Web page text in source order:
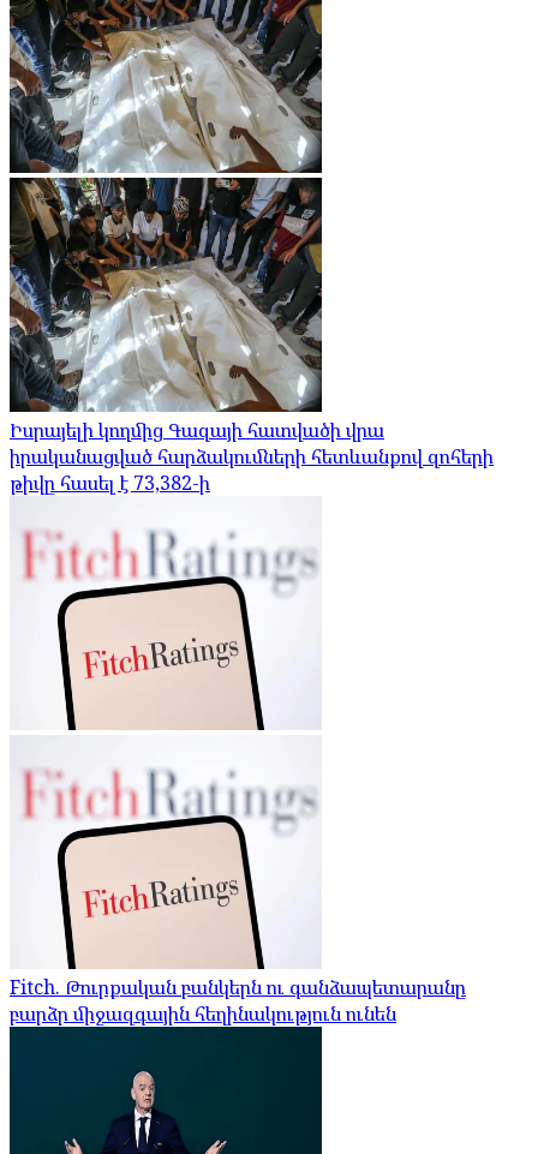
Իսրայելի կողմից Գազայի հատվածի վրա
իրականացված հարձակումների հետևանքով զոհերի
թիվը հասել է 73,382-ի
Fitch. Թուրքական բանկերն ու գանձապետարանը
բարձր միջազգային հեղինակություն ունեն